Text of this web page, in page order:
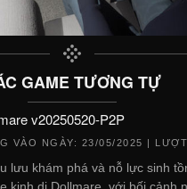
GAME TƯƠNG TỰ
v20250520-P2P
VÀO NGÀY: 23/05/2025 |
lưu khám phá và nỗ lực sinh
kinh dị Dollmare, với bối cảnh